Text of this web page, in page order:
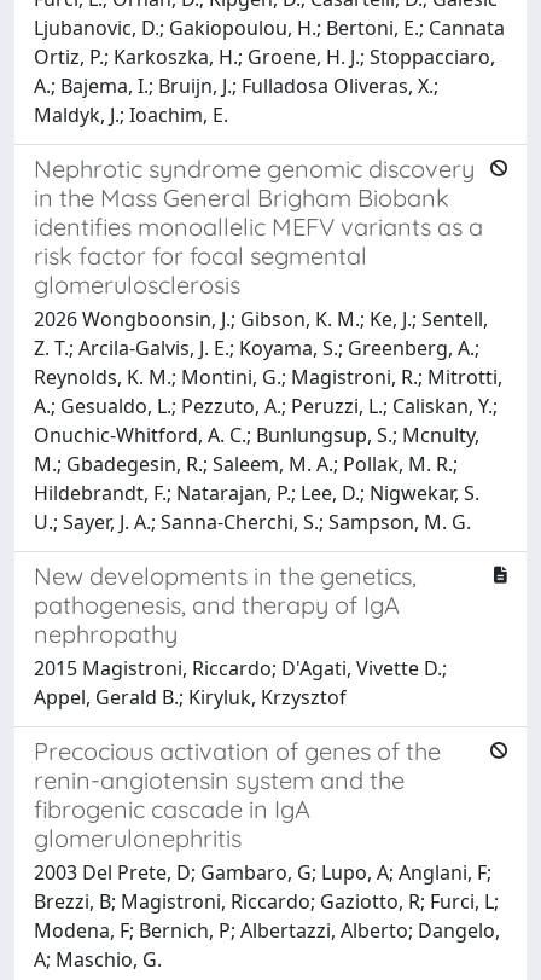
Ljubanovic, D.; Gakiopoulou, H.; Bertoni, E.; Cannata
Ortiz, P.; Karkoszka, H.; Groene, H. J.; Stoppacciaro,
A.; Bajema, I.; Bruijn, J.; Fulladosa Oliveras, X.;
Maldyk, J.; Ioachim, E.
Nephrotic syndrome genomic discovery
in the Mass General Brigham Biobank
identifies monoallelic MEFV variants as a
risk factor for focal segmental
glomerulosclerosis
2026 Wongboonsin, J.; Gibson, K. M.; Ke, J.; Sentell,
Z. T.; Arcila-Galvis, J. E.; Koyama, S.; Greenberg, A.;
Reynolds, K. M.; Montini, G.; Magistroni, R.; Mitrotti,
A.; Gesualdo, L.; Pezzuto, A.; Peruzzi, L.; Caliskan, Y.;
Onuchic-Whitford, A. C.; Bunlungsup, S.; Mcnulty,
M.; Gbadegesin, R.; Saleem, M. A.; Pollak, M. R.;
Hildebrandt, F.; Natarajan, P.; Lee, D.; Nigwekar, S.
U.; Sayer, J. A.; Sanna-Cherchi, S.; Sampson, M. G.
New developments in the genetics,
pathogenesis, and therapy of IgA
nephropathy
2015 Magistroni, Riccardo; D'Agati, Vivette D.;
Appel, Gerald B.; Kiryluk, Krzysztof
Precocious activation of genes of the
renin-angiotensin system and the
fibrogenic cascade in IgA
glomerulonephritis
2003 Del Prete, D; Gambaro, G; Lupo, A; Anglani, F;
Brezzi, B; Magistroni, Riccardo; Gaziotto, R; Furci, L;
Modena, F; Bernich, P; Albertazzi, Alberto; Dangelo,
A; Maschio, G.